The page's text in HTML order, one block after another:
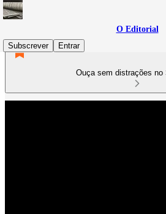
O Editorial
Subscrever
Entrar
Ouça sem distrações no